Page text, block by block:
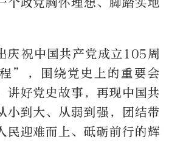
庆祝中国共产党成立105周
”，围绕党史上的重要会
讲好党史故事，再现中国共
小到大、从弱到强，团结带
民迎难而上、砥砺前行的辉